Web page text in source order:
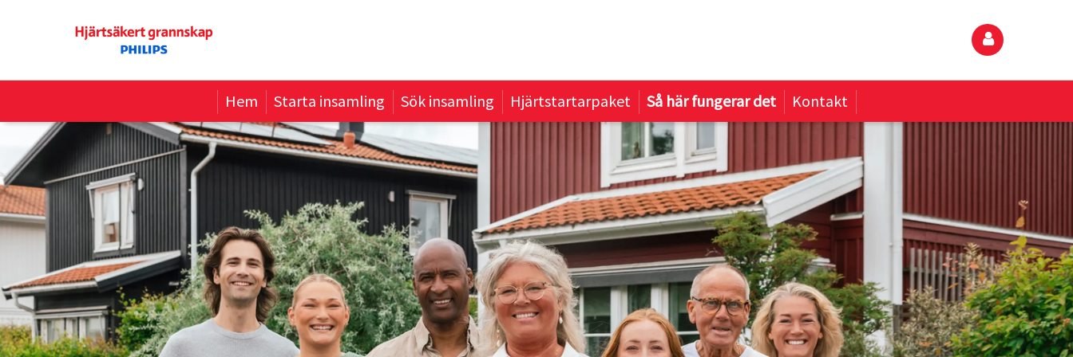
Hem Starta insamling Sök insamling Hjärtstartarpaket Så här fungerar det Kontakt